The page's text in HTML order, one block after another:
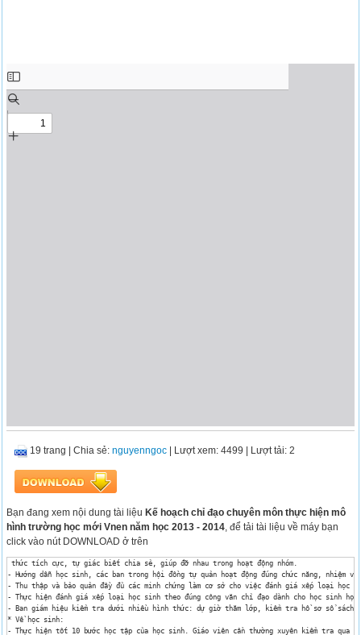
19 trang |Chia sẻ:nguyenngoc | Lượt xem: 4499 | Lượt tải: 2
Bạn đang xem nội dung tài liệu Kế hoạch chỉ đạo chuyên môn thực hiện mô
hình trường học mới Vnen năm học 2013 - 2014, để tải tài liệu về máy bạn
click vào nút DOWNLOAD ở trên
thức tích cực, tự giác biết chia sẻ, giúp đỡ nhau trong hoạt động nhóm.
- Hướng dẫn học sinh, các ban trong hội đồng tự quản hoạt động đúng chức năng,
- Thu thập và bảo quản đầy đủ các minh chứng làm cơ sở cho việc đánh giá xếp loại học
- Thực hiện đánh giá xếp loại học sinh theo đúng công văn chỉ đạo dành cho học sinh học
- Ban giám hiệu kiểm tra dưới nhiều hình thức: dự giờ thăm lớp, kiểm tra hồ sơ sổ
* Về học sinh:
- Thực hiện tốt 10 bước học tập của học sinh. Giáo viên cần thường xuyên kiểm tra qua